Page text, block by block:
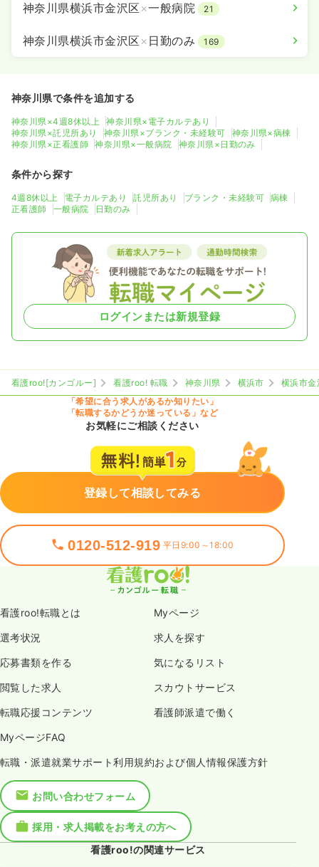
神奈川県横浜市金沢区 ×一般病院 21
神奈川県横浜市金沢区 × 日勤のみ 169
神奈川県で条件を追加する
神奈川県×4週8休以上
神奈川県×電子カルテあり
神奈川県×託児所あり
神奈川県×ブランク・未経験可
神奈川県×病棟
神奈川県×正看護師
神奈川県×一般病院 神奈川県×日勤のみ
条件から探す
4週8休以上 電子カルテあり 託児所あり ブランク・未経験可 病棟
正看護師
一般病院 日勤のみ
ログインまたは新規登録
看護roo![カンゴルー] 看護roo! 転職 神奈川県 横浜市
横浜市金
「希望に合う求人があるか知りたい」
「転職するかどうか迷っている」など
お気軽にご相談ください
登録して相談してみる
0120-512-919 平日9:00～18:00
看護roo!転職とは Myページ
選考状況 求人を探す
応募書類を作る 気になるリスト
閲覧した求人 スカウトサービス
転職応援コンテンツ 看護師派遣で働く
MyページFAQ
転職・派遣就業サポート利用規約および個人情報保護方針
お問い合わせフォーム
採用・求人掲載をお考えの方へ
看護roo!の関連サービス